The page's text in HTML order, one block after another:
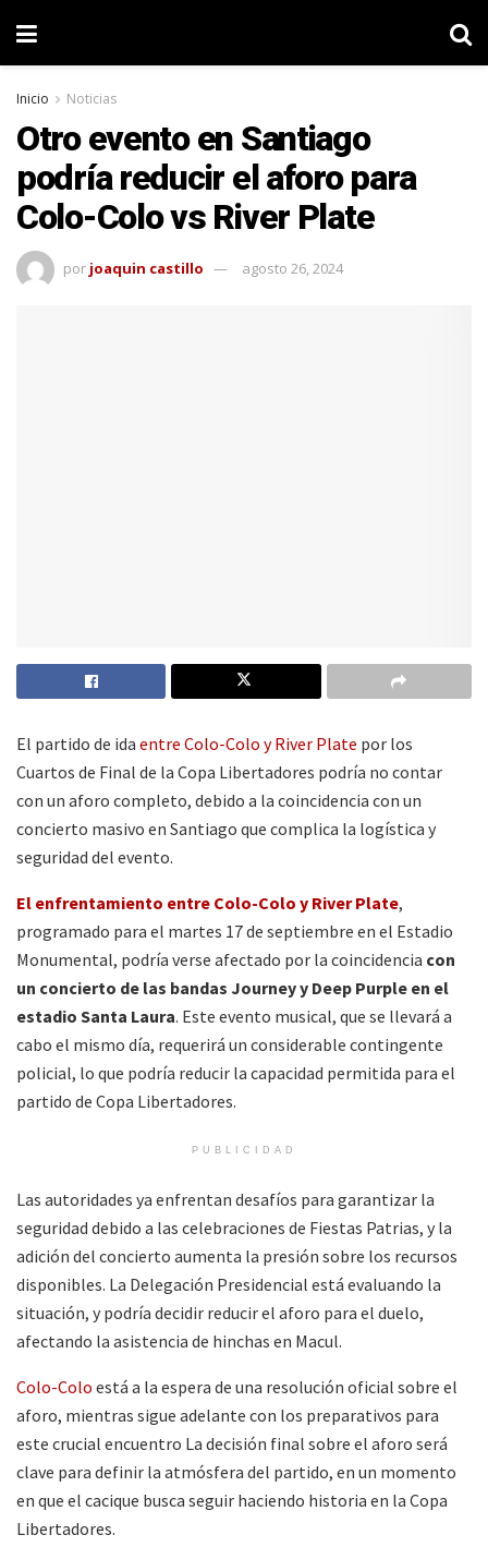
Inicio Noticias
Otro evento en Santiago
podría reducir el aforo para
Colo-Colo vs River Plate
por joaquin castillo agosto 26, 2024
El partido de ida entre Colo-Colo y River Plate por los
Cuartos de Final de la Copa Libertadores podría no contar
con un aforo completo, debido a la coincidencia con un
concierto masivo en Santiago que complica la logística y
seguridad del evento.
El enfrentamiento entre Colo-Colo y River Plate,
programado para el martes 17 de septiembre en el Estadio
Monumental, podría verse afectado por la coincidencia con
un concierto de las bandas Journey y Deep Purple en el
estadio Santa Laura. Este evento musical, que se llevará a
cabo el mismo día, requerirá un considerable contingente
policial, lo que podría reducir la capacidad permitida para el
partido de Copa Libertadores.
PUBLICIDAD
Las autoridades ya enfrentan desafíos para garantizar la
seguridad debido a las celebraciones de Fiestas Patrias, y la
adición del concierto aumenta la presión sobre los recursos
disponibles. La Delegación Presidencial está evaluando la
situación, y podría decidir reducir el aforo para el duelo,
afectando la asistencia de hinchas en Macul.
Colo-Colo está a la espera de una resolución oficial sobre el
aforo, mientras sigue adelante con los preparativos para
este crucial encuentro La decisión final sobre el aforo será
clave para definir la atmósfera del partido, en un momento
en que el cacique busca seguir haciendo historia en la Copa
Libertadores.